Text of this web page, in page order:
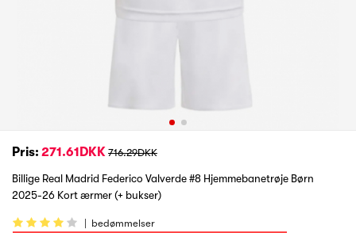
Pris: 271.61DKK 716.29DKK
Billige Real Madrid Federico Valverde #8 Hjemmebanetrøje Børn
2025-26 Kort ærmer (+ bukser)
| bedømmelser